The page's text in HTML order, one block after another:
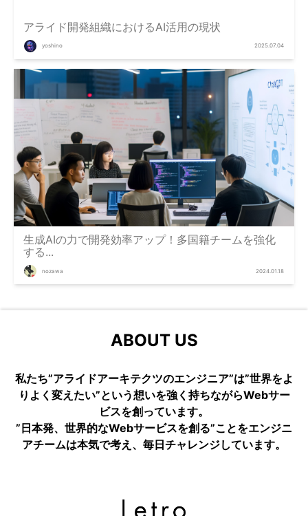
アライド開発組織におけるAI活用の現状
yoshino 2025.07.04
生成AIの力で開発効率アップ！多国籍チームを強化
する...
nozawa 2024.01.18
ABOUT US
私たち”アライドアーキテクツのエンジニア”は”世界をよ
りよく変えたい”という想いを強く持ちながらWebサー
ビスを創っています。
”日本発、世界的なWebサービスを創る”ことをエンジニ
アチームは本気で考え、毎日チャレンジしています。